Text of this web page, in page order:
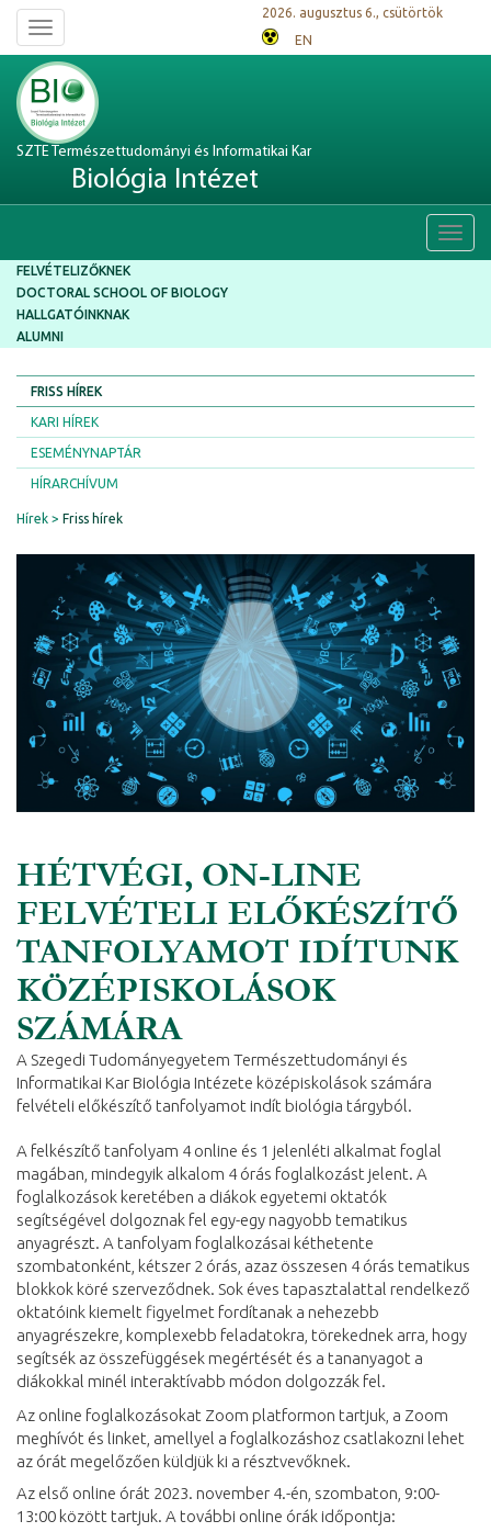
Toggle
navigation
2026. augusztus 6., csütörtök
EN
SZTE Természettudományi és Informatikai Kar
Biológia Intézet
FELVÉTELIZŐKNEK
DOCTORAL SCHOOL OF BIOLOGY
HALLGATÓINKNAK
ALUMNI
FRISS HÍREK
KARI HÍREK
ESEMÉNYNAPTÁR
HÍRARCHÍVUM
Hírek Friss hírek
HÉTVÉGI, ON-LINE
FELVÉTELI ELŐKÉSZÍTŐ
TANFOLYAMOT IDÍTUNK
KÖZÉPISKOLÁSOK
SZÁMÁRA
A Szegedi Tudományegyetem Természettudományi és
Informatikai Kar Biológia Intézete középiskolások számára
felvételi előkészítő tanfolyamot indít biológia tárgyból.
A felkészítő tanfolyam 4 online és 1 jelenléti alkalmat foglal
magában, mindegyik alkalom 4 órás foglalkozást jelent. A
foglalkozások keretében a diákok egyetemi oktatók
segítségével dolgoznak fel egy-egy nagyobb tematikus
anyagrészt. A tanfolyam foglalkozásai kéthetente
szombatonként, kétszer 2 órás, azaz összesen 4 órás tematikus
blokkok köré szerveződnek. Sok éves tapasztalattal rendelkező
oktatóink kiemelt figyelmet fordítanak a nehezebb
anyagrészekre, komplexebb feladatokra, törekednek arra, hogy
segítsék az összefüggések megértését és a tananyagot a
diákokkal minél interaktívabb módon dolgozzák fel.
Az online foglalkozásokat Zoom platformon tartjuk, a Zoom
meghívót és linket, amellyel a foglalkozáshoz csatlakozni lehet
az órát megelőzően küldjük ki a résztvevőknek.
Az első online órát 2023. november 4.-én, szombaton, 9:00-
13:00 között tartjuk. A további online órák időpontja: